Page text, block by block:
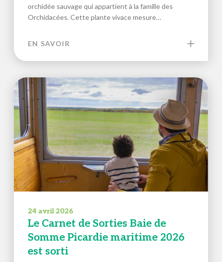
orchidée sauvage qui appartient à la famille des
Orchidacées. Cette plante vivace mesure…
EN SAVOIR
24 avril 2026
Le Carnet de Sorties Baie de
Somme Picardie maritime 2026
est sorti